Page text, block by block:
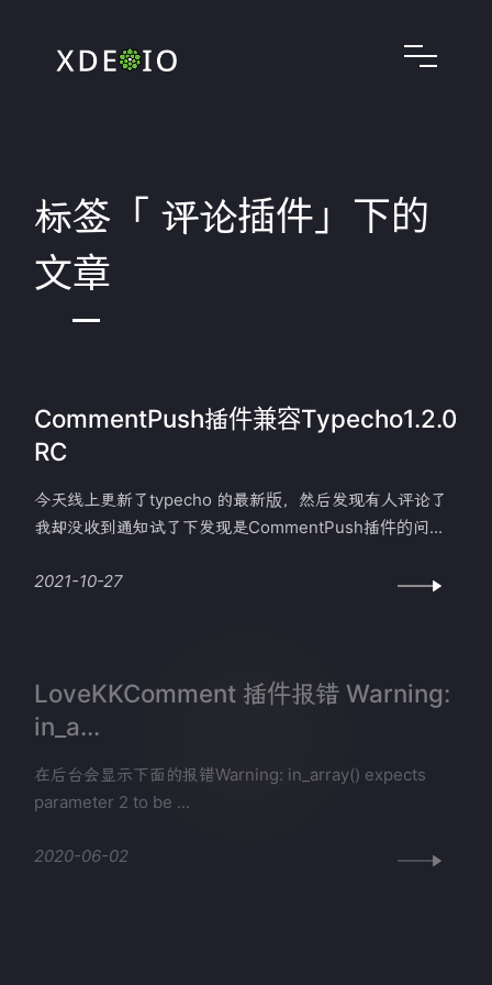
标签「 评论插件」下的
文章
CommentPush插件兼容Typecho1.2.0
RC
今天线上更新了typecho 的最新版，然后发现有人评论了
我却没收到通知试了下发现是CommentPush插件的问...
2021-10-27
LoveKKComment 插件报错 Warning:
in_a...
在后台会显示下面的报错Warning: in_array() expects
parameter 2 to be ...
2020-06-02